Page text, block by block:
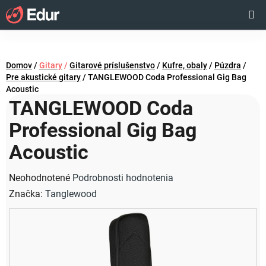
Prejsť
na
obsah
KOŠÍK
Domov/ Gitary / Gitarové príslušenstvo/ Kufre, obaly/ Púzdra /
Pre akustické gitary/ TANGLEWOOD Coda Professional Gig Bag
Acoustic
TANGLEWOOD Coda
Professional Gig Bag
Acoustic
Priemerné
hodnotenie
produktu
Neohodnotené Podrobnosti hodnotenia
Značka: Tanglewood